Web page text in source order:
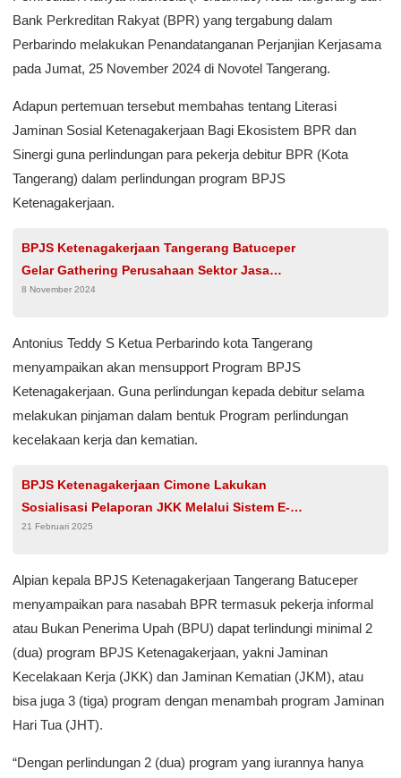
Bank Perkreditan Rakyat (BPR) yang tergabung dalam
Perbarindo melakukan Penandatanganan Perjanjian Kerjasama
pada Jumat, 25 November 2024 di Novotel Tangerang.
Adapun pertemuan tersebut membahas tentang Literasi
Jaminan Sosial Ketenagakerjaan Bagi Ekosistem BPR dan
Sinergi guna perlindungan para pekerja debitur BPR (Kota
Tangerang) dalam perlindungan program BPJS
Ketenagakerjaan.
BPJS Ketenagakerjaan Tangerang Batuceper
Gelar Gathering Perusahaan Sektor Jasa
Konstruksi
8 November 2024
Antonius Teddy S Ketua Perbarindo kota Tangerang
menyampaikan akan mensupport Program BPJS
Ketenagakerjaan. Guna perlindungan kepada debitur selama
melakukan pinjaman dalam bentuk Program perlindungan
kecelakaan kerja dan kematian.
BPJS Ketenagakerjaan Cimone Lakukan
Sosialisasi Pelaporan JKK Melalui Sistem E-
PLKK Pada SIPP
21 Februari 2025
Alpian kepala BPJS Ketenagakerjaan Tangerang Batuceper
menyampaikan para nasabah BPR termasuk pekerja informal
atau Bukan Penerima Upah (BPU) dapat terlindungi minimal 2
(dua) program BPJS Ketenagakerjaan, yakni Jaminan
Kecelakaan Kerja (JKK) dan Jaminan Kematian (JKM), atau
bisa juga 3 (tiga) program dengan menambah program Jaminan
Hari Tua (JHT).
“Dengan perlindungan 2 (dua) program yang iurannya hanya